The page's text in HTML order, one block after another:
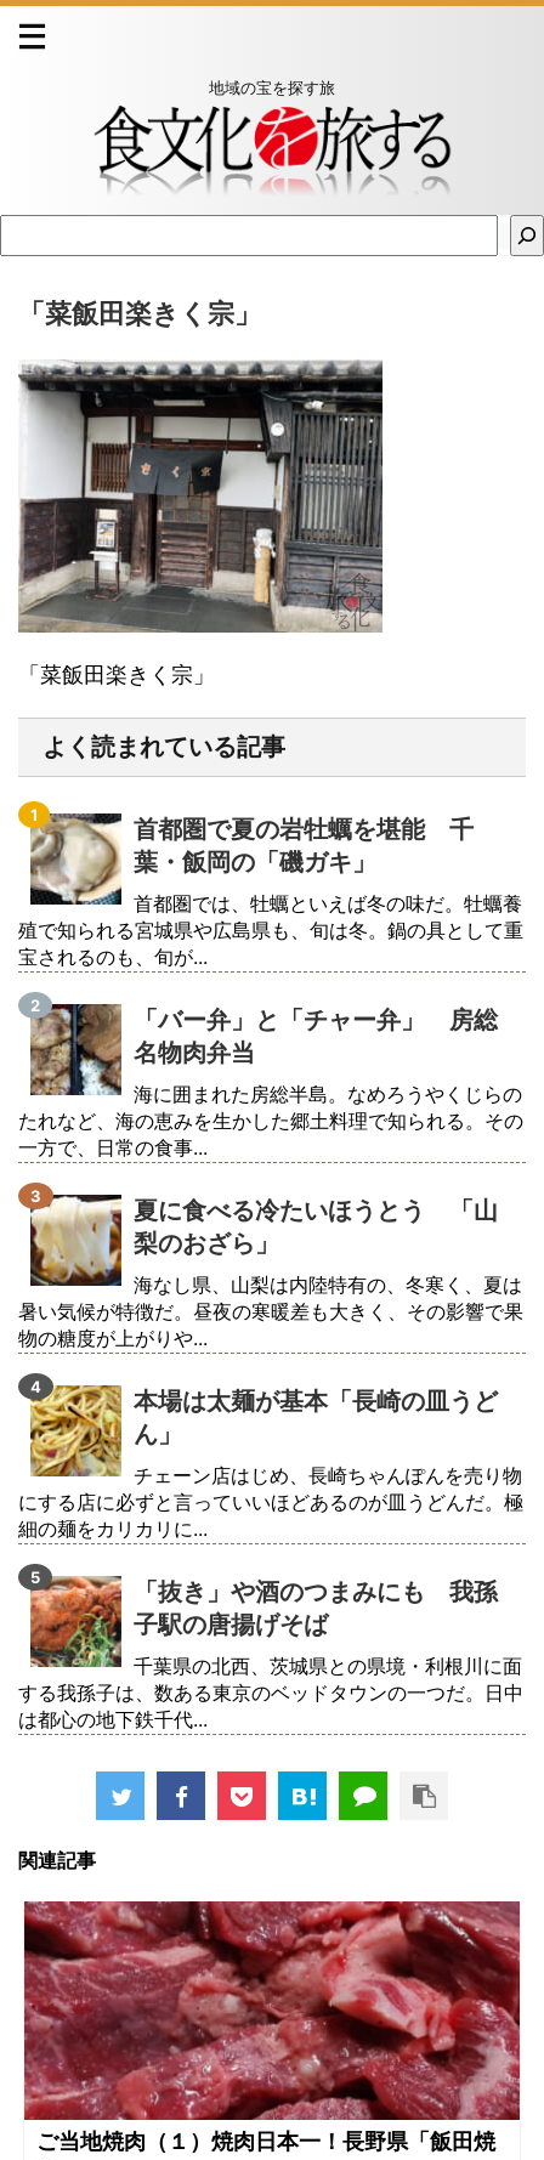
地域の宝を探す旅
「菜飯田楽きく宗」
「菜飯田楽きく宗」
よく読まれている記事
首都圏で夏の岩牡蠣を堪能 千
葉・飯岡の「磯ガキ」
首都圏では、牡蠣といえば冬の味だ。牡蠣養
殖で知られる宮城県や広島県も、旬は冬。鍋の具として重
宝されるのも、旬が...
「バー弁」と「チャー弁」 房総
名物肉弁当
海に囲まれた房総半島。なめろうやくじらの
たれなど、海の恵みを生かした郷土料理で知られる。その
一方で、日常の食事...
夏に食べる冷たいほうとう 「山
梨のおざら」
海なし県、山梨は内陸特有の、冬寒く、夏は
暑い気候が特徴だ。昼夜の寒暖差も大きく、その影響で果
物の糖度が上がりや...
本場は太麺が基本「長崎の皿うど
ん」
チェーン店はじめ、長崎ちゃんぽんを売り物
にする店に必ずと言っていいほどあるのが皿うどんだ。極
細の麺をカリカリに...
「抜き」や酒のつまみにも 我孫
子駅の唐揚げそば
千葉県の北西、茨城県との県境・利根川に面
する我孫子は、数ある東京のベッドタウンの一つだ。日中
は都心の地下鉄千代...
関連記事
ご当地焼肉（１）焼肉日本一！長野県「飯田焼